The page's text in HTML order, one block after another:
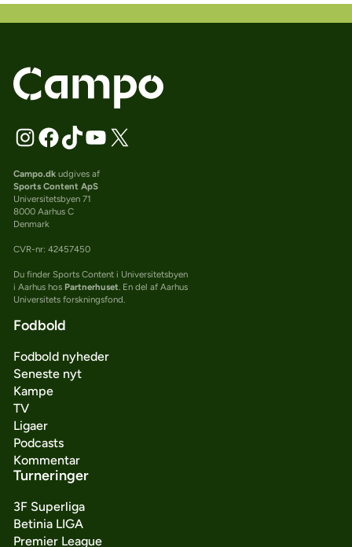
Campo.dkudgives af
Sports Content ApS
Universitetsbyen 71
8000 Aarhus C
Denmark
CVR-nr: 42457450
Du finder Sports Content i Universitetsbyen
i Aarhus hos Partnerhuset . En del af Aarhus
Universitets forskningsfond.
Fodbold
Fodbold nyheder
Seneste nyt
Kampe
TV
Ligaer
Podcasts
Kommentar
Turneringer
3F Superliga
Betinia LIGA
Premier League